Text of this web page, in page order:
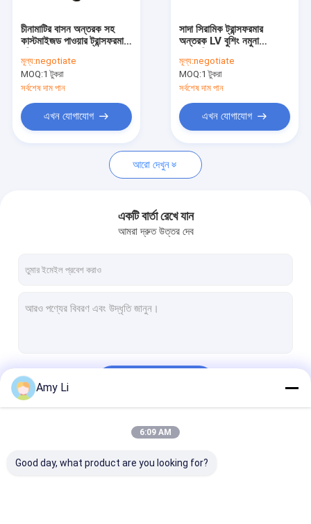
চীনামাটির বাসন অন্তরক সহ
কাস্টমাইজড পাওয়ার ট্রান্সফরমার
মূল্য:negotiate
MOQ:1 টুকরা
সর্বশেষ দাম পান
এখন যোগাযোগ
সাদা সিরামিক ট্রান্সফরমার
অন্তরক LV বুশিং নমুনা
মূল্য:negotiate
MOQ:1 টুকরা
সর্বশেষ দাম পান
এখন যোগাযোগ
আরো দেখুন
একটি বার্তা রেখে যান
আমরা দ্রুত উত্তর দেব
Amy Li
6:09 AM
Good day, what product are you looking for?